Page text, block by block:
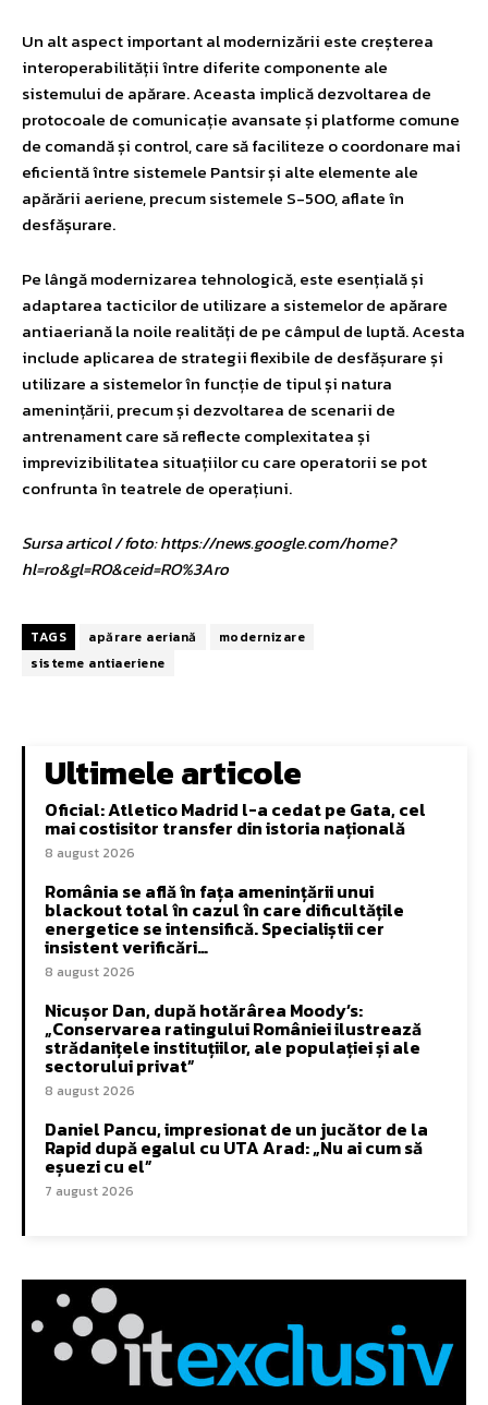
Un alt aspect important al modernizării este creșterea
interoperabilității între diferite componente ale
sistemului de apărare. Aceasta implică dezvoltarea de
protocoale de comunicație avansate și platforme comune
de comandă și control, care să faciliteze o coordonare mai
eficientă între sistemele Pantsir și alte elemente ale
apărării aeriene, precum sistemele S-500, aflate în
desfășurare.
Pe lângă modernizarea tehnologică, este esențială și
adaptarea tacticilor de utilizare a sistemelor de apărare
antiaeriană la noile realități de pe câmpul de luptă. Acesta
include aplicarea de strategii flexibile de desfășurare și
utilizare a sistemelor în funcție de tipul și natura
amenințării, precum și dezvoltarea de scenarii de
antrenament care să reflecte complexitatea și
imprevizibilitatea situațiilor cu care operatorii se pot
confrunta în teatrele de operațiuni.
Sursa articol / foto: https://news.google.com/home?
hl=ro&gl=RO&ceid=RO%3Aro
TAGS apărare aeriană
modernizare
sisteme antiaeriene
Ultimele articole
Oficial: Atletico Madrid l-a cedat pe Gata, cel
mai costisitor transfer din istoria națională
8 august 2026
România se află în fața amenințării unui
blackout total în cazul în care dificultățile
energetice se intensifică. Specialiștii cer
insistent verificări…
8 august 2026
Nicușor Dan, după hotărârea Moody’s:
„Conservarea ratingului României ilustrează
strădanițele instituțiilor, ale populației și ale
sectorului privat”
8 august 2026
Daniel Pancu, impresionat de un jucător de la
Rapid după egalul cu UTA Arad: „Nu ai cum să
eșuezi cu el”
7 august 2026